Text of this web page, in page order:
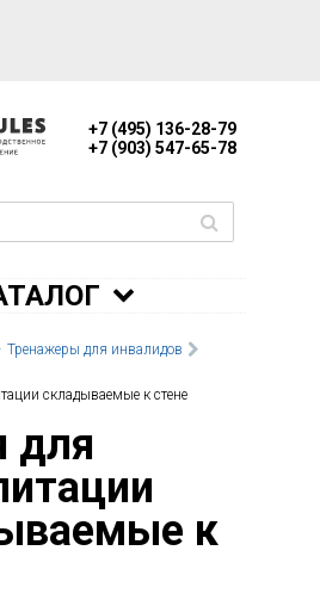
+7 (495) 136-28-79
+7 (903) 547-65-78
Тренажеры для инвалидов
складываемые к стене
к